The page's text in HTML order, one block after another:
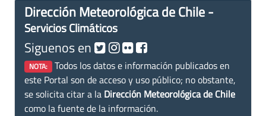
Dirección Meteorológica de Chile -
Servicios Climáticos
Siguenos en
NOTA: Todos los datos e información publicados en
este Portal son de acceso y uso público; no obstante,
se solicita citar a la Dirección Meteorológica de Chile
como la fuente de la información.